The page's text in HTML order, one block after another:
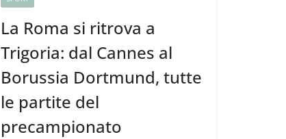
La Roma si ritrova a
Trigoria: dal Cannes al
Borussia Dortmund, tutte
le partite del
precampionato